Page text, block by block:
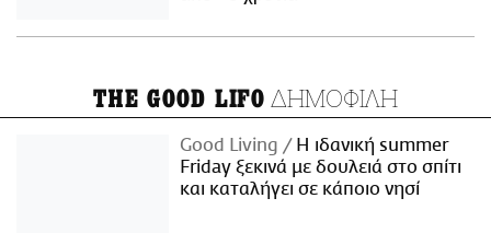
THE GOOD LIFO ΔΗΜΟΦΙΛΗ
Good Living
Η ιδανική summer
Friday ξεκινά με δουλειά στο σπίτι
και καταλήγει σε κάποιο νησί